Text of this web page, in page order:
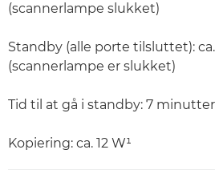
(scannerlampe slukket)
Standby (alle porte tilsluttet):
(scannerlampe er slukket)
Tid til at gå i standby: 7 minutter
Kopiering: ca. 12 W¹